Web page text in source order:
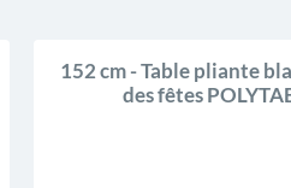
152 cm - Table pliante
des fêtes